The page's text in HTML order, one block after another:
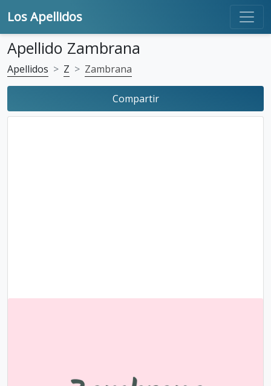
Los Apellidos
Apellido Zambrana
Apellidos Z Zambrana
Compartir